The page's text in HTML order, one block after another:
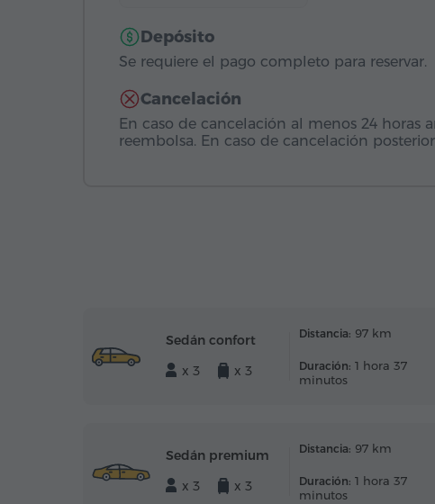
Depósito
Se requiere el pago completo para reservar.
Cancelación
En caso de cancelación al menos 24 horas
reembolsa. En caso de cancelación
Sedán confort
x 3
x 3
Distancia: 97 km
Duración: 1 hora 37
minutos
Sedán premium
x 3
x 3
Distancia: 97 km
Duración: 1 hora 37
minutos